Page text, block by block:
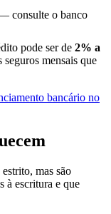
consulte o banco
pode ser de 2% a
seguros mensais que
bancário no
mas são
à escritura e que